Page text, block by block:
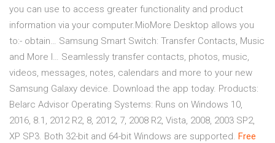
you can use to access greater functionality and product
information via your computer.MioMore Desktop allows you
to:- obtain… Samsung Smart Switch: Transfer Contacts, Music
and More I… Seamlessly transfer contacts, photos, music,
videos, messages, notes, calendars and more to your new
Samsung Galaxy device. Download the app today. Products:
Belarc Advisor Operating Systems: Runs on Windows 10,
2016, 8.1, 2012 R2, 8, 2012, 7, 2008 R2, Vista, 2008, 2003 SP2,
XP SP3. Both 32-bit and 64-bit Windows are supported. Free